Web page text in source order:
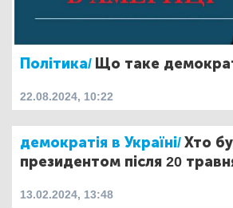
Політика/ Що таке
22.08.2024, 10:22
демократія в Україні/Хто
президентом після 20
13.02.2024, 13:48